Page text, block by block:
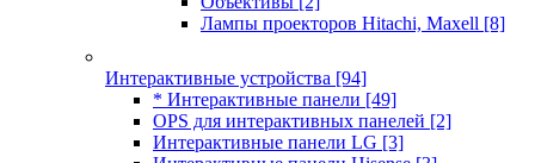
Лампы проекторов Hitachi, Maxell [8]
Интерактивные устройства [94]
* Интерактивные панели [49]
OPS для интерактивных панелей [2]
Интерактивные панели LG [3]